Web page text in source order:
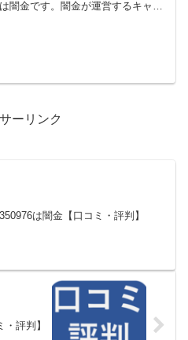
闇金です。闇金が運営するキャッ
ーリンク
は闇金【口コミ・評判】
評判】